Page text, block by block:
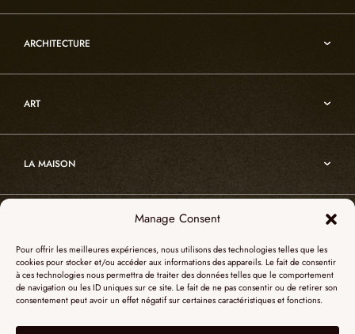
Manage Consent
Pour offrir les meilleures expériences, nous utilisons des technologies telles que les
cookies pour stocker et/ou accéder aux informations des appareils. Le fait de consentir
à ces technologies nous permettra de traiter des données telles que le comportement
de navigation ou les ID uniques sur ce site. Le fait de ne pas consentir ou de retirer son
consentement peut avoir un effet négatif sur certaines caractéristiques et fonctions.
Vesuve
Incandescence
Cristal de roche
Edition
Luminaires en cristal de roche
Mobiliers d’art usuel
Décoration
ARCHITECTURE
Sur-mesure
Nos références
ART
LA MAISON
L’atelier
Catalogues
Revue de presse
L’albâtre
55, Quai des Grands Augustins
75006 Paris
+ 33 (0)1 73 95 03 20
SHOWROOM NEW YORK
51 Hudson street